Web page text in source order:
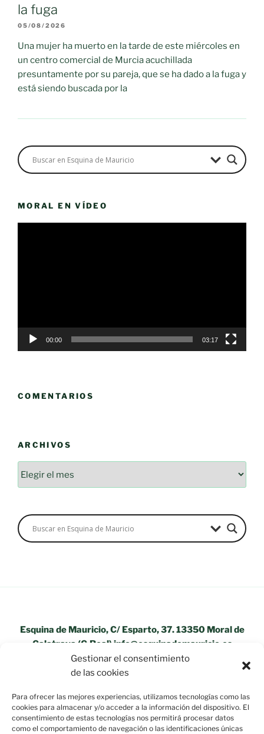
Gestionar el consentimiento
de las cookies
Para ofrecer las mejores experiencias, utilizamos tecnologías como las
cookies para almacenar y/o acceder a la información del dispositivo. El
consentimiento de estas tecnologías nos permitirá procesar datos
como el comportamiento de navegación o las identificaciones únicas
la fuga
05/08/2026
Una mujer ha muerto en la tarde de este miércoles en
un centro comercial de Murcia acuchillada
presuntamente por su pareja, que se ha dado a la fuga y
está siendo buscada por la
MORAL EN VÍDEO
00:00 03:17
COMENTARIOS
ARCHIVOS
Esquina de Mauricio, C/ Esparto, 37. 13350 Moral de
Calatrava (C.Real) info@esquinademauricio.es
«Aviso Legal»